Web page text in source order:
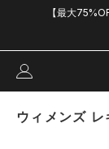
【最大
ウィメンズ